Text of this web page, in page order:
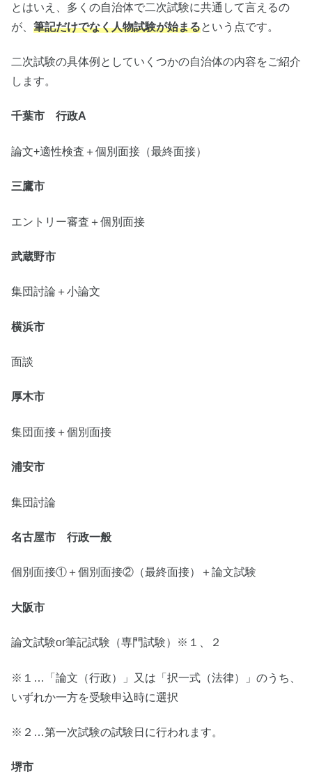
とはいえ、多くの自治体で二次試験に共通して言えるの
が、 筆記だけでなく人物試験が始まるという点です。
二次試験の具体例としていくつかの自治体の内容をご紹介
します。
千葉市 行政A
論文+適性検査＋個別面接（最終面接）
三鷹市
エントリー審査＋個別面接
武蔵野市
集団討論＋小論文
横浜市
面談
厚木市
集団面接＋個別面接
浦安市
集団討論
名古屋市 行政一般
個別面接①＋個別面接②（最終面接）＋論文試験
大阪市
論文試験or筆記試験（専門試験）※１、２
※１…「論文（行政）」又は「択一式（法律）」のうち、
いずれか一方を受験申込時に選択
※２…第一次試験の試験日に行われます。
堺市